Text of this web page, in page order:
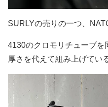
SURLYの売りの一つ、
4130のクロモリチューブを
厚さを代えて組み上げてい